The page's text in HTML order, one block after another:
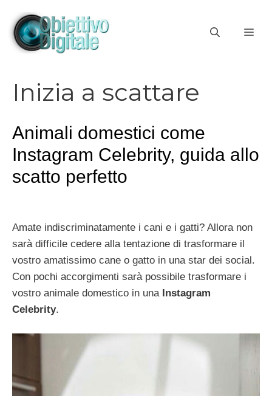
contenuto
Inizia a scattare
Animali domestici come
Instagram Celebrity, guida allo
scatto perfetto
Amate indiscriminatamente i cani e i gatti? Allora non
sarà difficile cedere alla tentazione di trasformare il
vostro amatissimo cane o gatto in una star dei social.
Con pochi accorgimenti sarà possibile trasformare i
vostro animale domestico in una Instagram
Celebrity.